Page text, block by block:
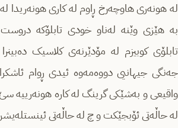
لە هونەری هاوچەرخ ڕاوم لە کاری هونەریدا
بە هێزی وێنە لەناو خودی تابلۆکە
تابلۆی کوبیزم لە مۆدێرنەی کلاسیک
جەنگی جیهانیی دووەمەوە ئیدی ڕوام
واقیعی و بەشێکی گرینگ لە کارە هونەرییە
لە حاڵەتی ئۆبجێکت و چ لە حاڵەتی